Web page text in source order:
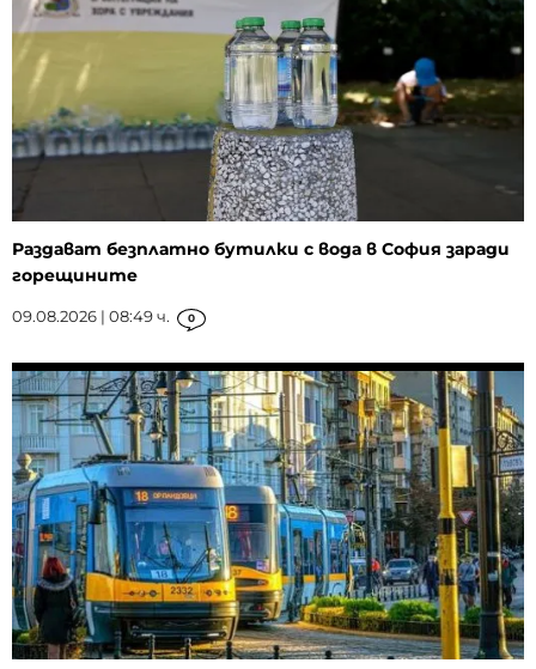
Раздават безплатно бутилки с вода в София заради
горещините
09.08.2026 | 08:49 ч. 0